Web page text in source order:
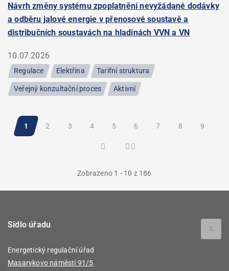
Návrh změny systému zpoplatnění nevyžádané dodávky
a odběru jalové energie v přenosové soustavě a
distribučních soustavách na hladinách VVN a VN
10.07.2026
Regulace Elektřina Tarifní struktura
Veřejný konzultační proces Aktivní
Aktuální
1 Stránka
2 Stránka
3 Stránka
4 Stránka
5 Stránka
6 Stránka
7 Stránka
8 Stránka
9
Zobrazeno 1 - 10 z 186
Sídlo úřadu
Energetický regulační úřad
Masarykovo náměstí 91/5